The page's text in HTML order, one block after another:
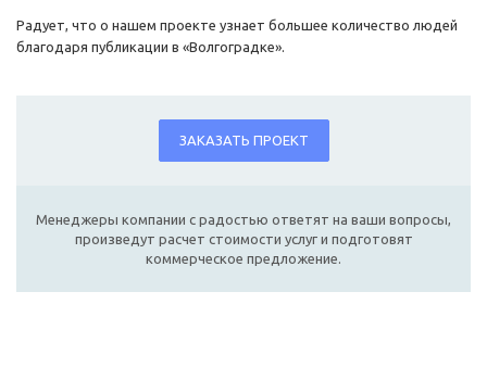
Радует, что о нашем проекте узнает большее количество людей
благодаря публикации в «Волгоградке».
ЗАКАЗАТЬ ПРОЕКТ
Менеджеры компании с радостью ответят на ваши вопросы,
произведут расчет стоимости услуг и подготовят
коммерческое предложение.